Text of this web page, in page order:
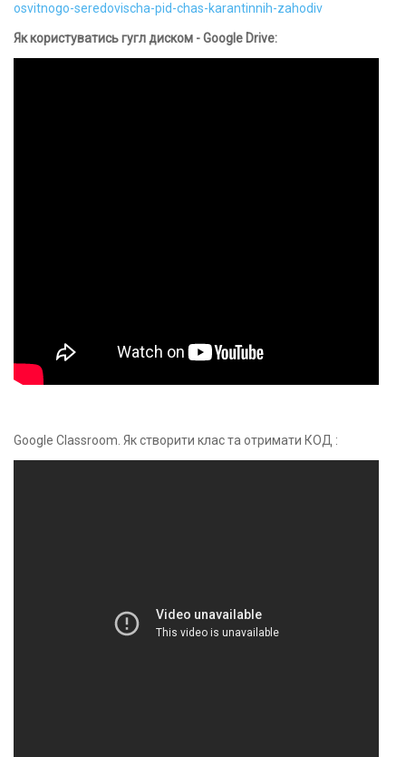
osvitnogo-seredovischa-pid-chas-karantinnih-zahodiv
Як користуватись гугл диском - Google Drive:
Google Classroom. Як створити клас та отримати КОД :